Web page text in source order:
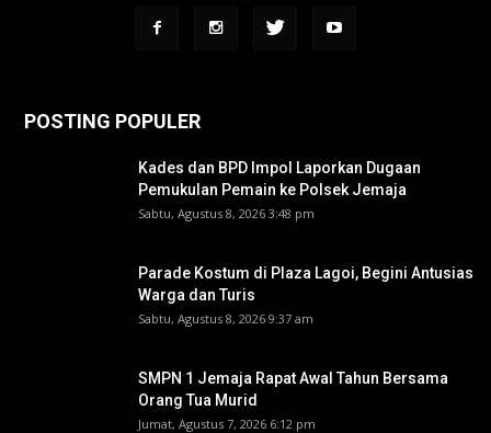
POSTING POPULER
Kades dan BPD Impol Laporkan Dugaan
Pemukulan Pemain ke Polsek Jemaja
Sabtu, Agustus 8, 2026 3:48 pm
Parade Kostum di Plaza Lagoi, Begini Antusias
Warga dan Turis
Sabtu, Agustus 8, 2026 9:37 am
SMPN 1 Jemaja Rapat Awal Tahun Bersama
Orang Tua Murid ‎
Jumat, Agustus 7, 2026 6:12 pm